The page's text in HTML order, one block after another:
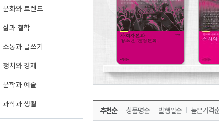
문화와 트렌드
삶과 철학
소통과 글쓰기
정치와 경제
문학과 예술
과학과 생활
사회자본과 청소년
7,110원
스시와 사케 이야기
지식의날개
8,010원
서평
추천순 상품명순 발행일순
높은가격